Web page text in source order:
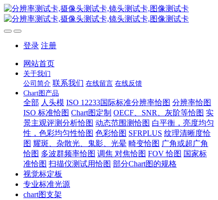
登录 注册
网站首页
关于我们
公司简介 联系我们 在线留言 在线反馈
Chart图产品
全部 人头模 ISO 12233国际标准分辨率恰图 分辨率恰图
ISO 标准恰图 Chart图定制 OECF、SNR、灰阶等恰图 实
景主观评测分析恰图 动态范围测恰图 白平衡，亮度均匀
性，色彩均匀性恰图 色彩恰图 SFRPLUS 纹理清晰度恰
图 耀斑、杂散光、鬼影、光晕 畸变恰图 广角或超广角
恰图 多波群频率恰图 调焦 对焦恰图 FOV 恰图 国家标
准恰图 扫描仪测试用恰图 部分Chart图的规格
视觉标定板
专业标准光源
chart图支架